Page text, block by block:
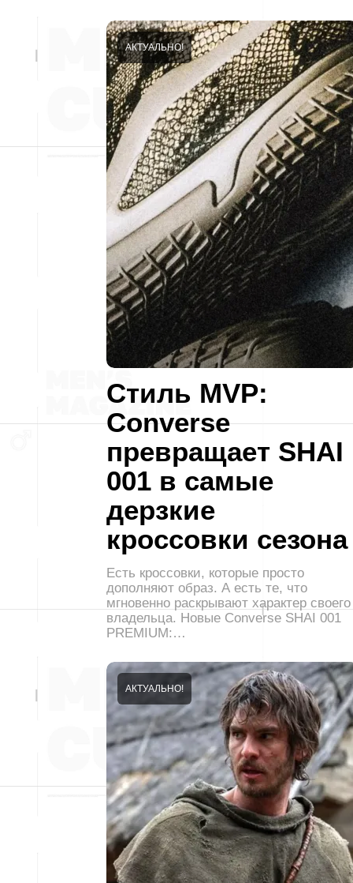
Стиль MVP:
Converse
превращает SHAI
001 в самые
дерзкие
кроссовки сезона
АКТУАЛЬНО!
Есть кроссовки, которые просто
дополняют образ. А есть те, что
мгновенно раскрывают характер своего
владельца. Новые Converse SHAI 001
PREMIUM:…
АКТУАЛЬНО!